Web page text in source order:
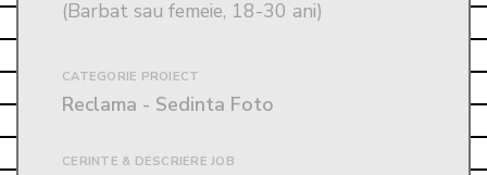
(Barbat sau femeie, 18-30 ani)
CATEGORIE PROIECT
Reclama - Sedinta Foto
CERINTE & DESCRIERE JOB